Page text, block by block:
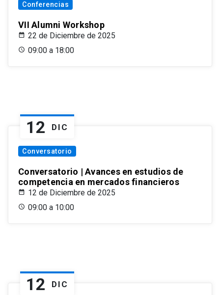
Conferencias
VII Alumni Workshop
22 de Diciembre de 2025
09:00 a 18:00
12 DIC
Conversatorio
Conversatorio | Avances en estudios de
competencia en mercados financieros
12 de Diciembre de 2025
09:00 a 10:00
12 DIC